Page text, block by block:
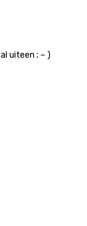
uiteen ; – )